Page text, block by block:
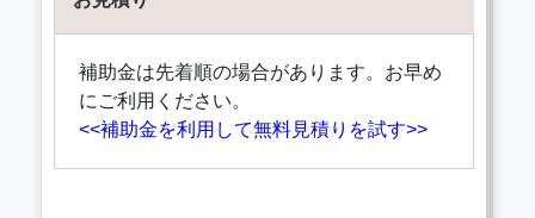
補助金は先着順の場合があります。お早め
にご利用ください。
<<補助金を利用して無料見積りを試す>>